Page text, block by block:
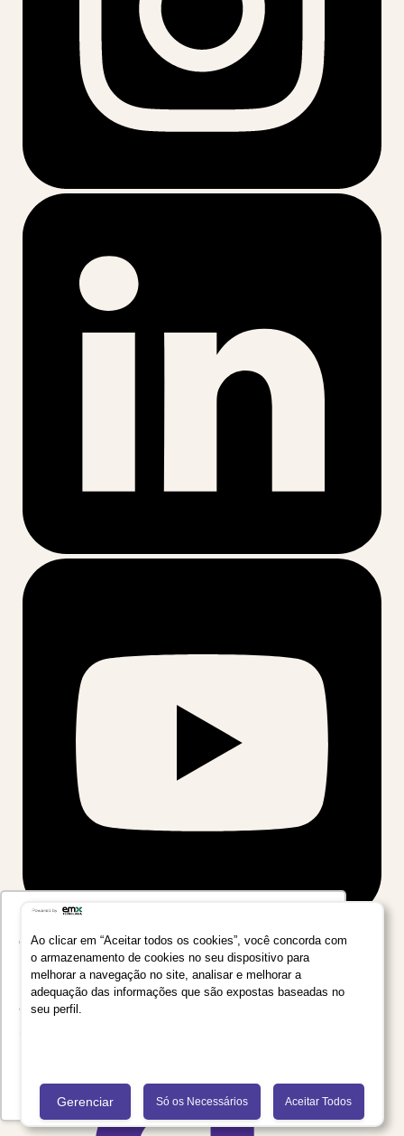
Utilizamos seus dados para oferecer uma
experiência mais relevante ao analisar e
personalizar conteúdos e anúncios em nossa
plataforma e em serviços de terceiros. Consulte
a Política de Privacidade de Dados do Grupo
Recusar Cookies Aceitar Cookies
Ao clicar em “Aceitar todos os cookies”, você concorda com
o armazenamento de cookies no seu dispositivo para
melhorar a navegação no site, analisar e melhorar a
adequação das informações que são expostas baseadas no
seu perfil.
Gerenciar Só os Necessários Aceitar Todos